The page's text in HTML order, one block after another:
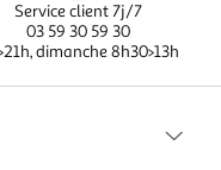
Service client 7j/7
03 59 30 59 30
dimanche 8h30>13h